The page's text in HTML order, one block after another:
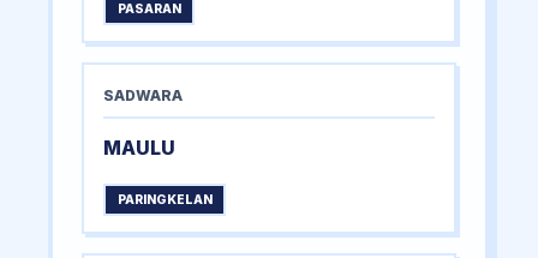
PASARAN
SADWARA
MAULU
PARINGKELAN